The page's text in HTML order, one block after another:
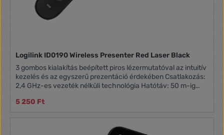
Logilink ID0190 Wireless Presenter Red Laser Black
3 gombos kialakítás beépített piros lézermutatóval az intuitív
kezelés és az egyszerű prezentáció érdekében Csatlakozás:
2,4 GHz-es vezeték nélküli technológia Hatótáv: 50 m-ig
elegáns kialakítás, amely könnyű és kényelmesen illeszkedik
a kezedbe Elem: 1x AAA Nincs szükség szoftverre, csak
5 250 Ft